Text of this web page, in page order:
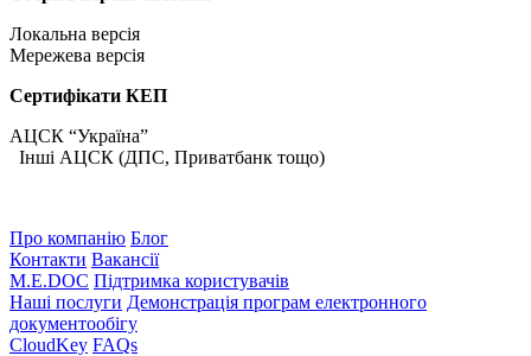
Локальна версія
Мережева версія
Сертифікати КЕП
АЦСК “Україна”
Інші АЦСК (ДПС, Приватбанк тощо)
Про компанію Блог
Контакти Вакансії
M.E.DOC Підтримка користувачів
Наші послуги Демонстрація програм електронного
документообігу
CloudKey FAQs